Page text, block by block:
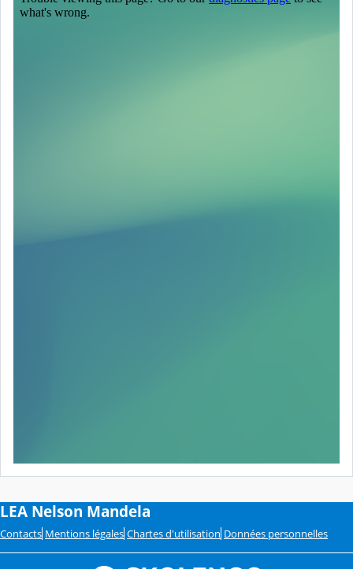
LEA Nelson Mandela
Contacts Mentions légales Chartes d'utilisation Données personnelles